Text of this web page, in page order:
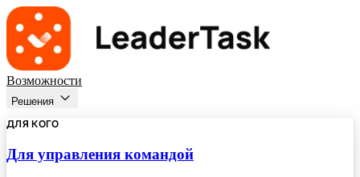
Возможности
Решения
ДЛЯ КОГО
Для управления командой